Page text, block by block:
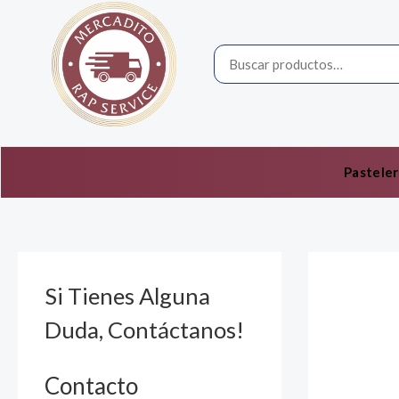
contenido
Si Tienes Alguna
Duda, Contáctanos!
Contacto